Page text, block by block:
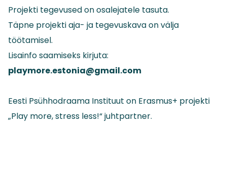
Projekti tegevused on osalejatele tasuta.
Täpne projekti aja- ja tegevuskava on välja
töötamisel.
Lisainfo saamiseks kirjuta:
playmore.estonia@gmail.com
Eesti Psühhodraama Instituut on Erasmus+ projekti
„Play more, stress less!“ juhtpartner.